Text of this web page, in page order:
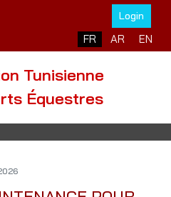
Login
Sélectionnez votre
FR AR EN
Tunisienne
Équestres